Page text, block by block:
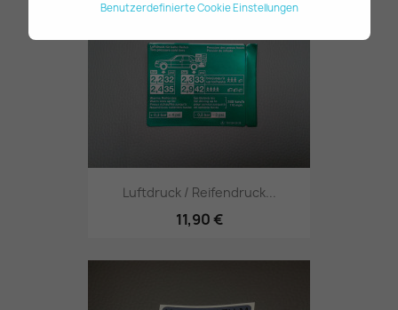
Benutzerdefinierte Cookie Einstellungen
Luftdruck / Reifendruck...
11,90 €